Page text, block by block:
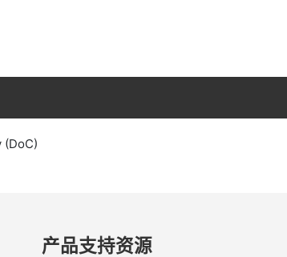
(DoC)
产品​支持​资源